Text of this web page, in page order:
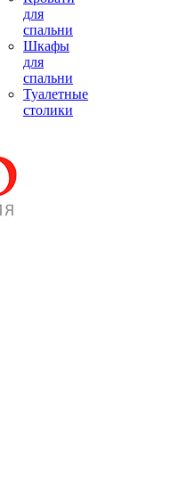
для
спальни
Шкафы
для
спальни
Туалетные
столики